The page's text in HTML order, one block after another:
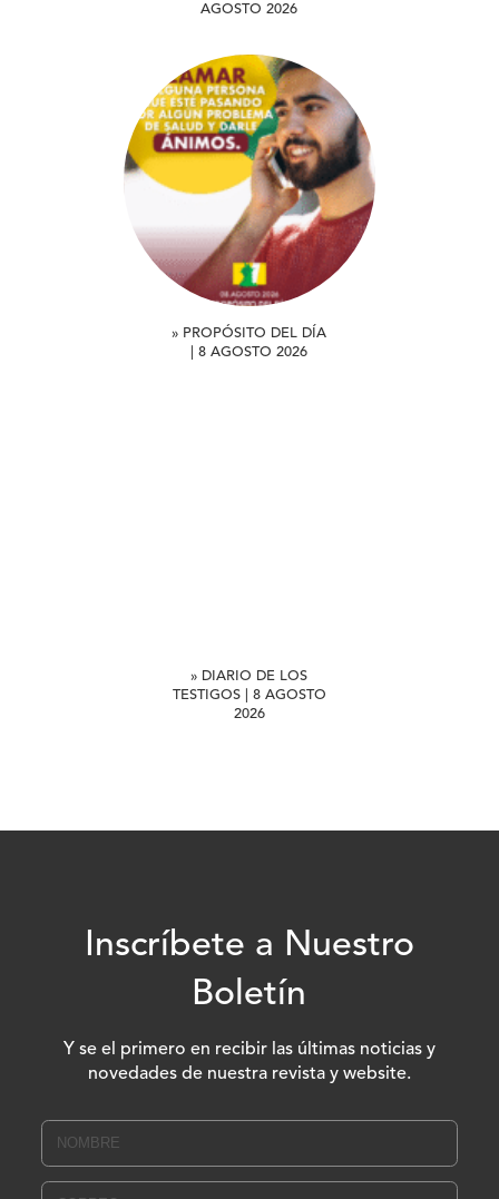
AGOSTO 2026
» PROPÓSITO DEL DÍA
| 8 AGOSTO 2026
» DIARIO DE LOS
TESTIGOS | 8 AGOSTO
2026
Inscríbete a Nuestro
Boletín
Y se el primero en recibir las últimas noticias y
novedades de nuestra revista y website.